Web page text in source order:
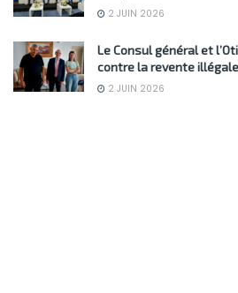
2 JUIN 2026
Le Consul général et
contre la revente
2 JUIN 2026